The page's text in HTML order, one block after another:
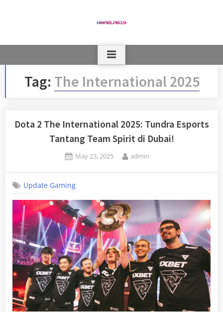
Tag: The International 2025
Dota 2 The International 2025: Tundra Esports
Tantang Team Spirit di Dubai!
Posted
May 23, 2025 By
admin
Update Gaming